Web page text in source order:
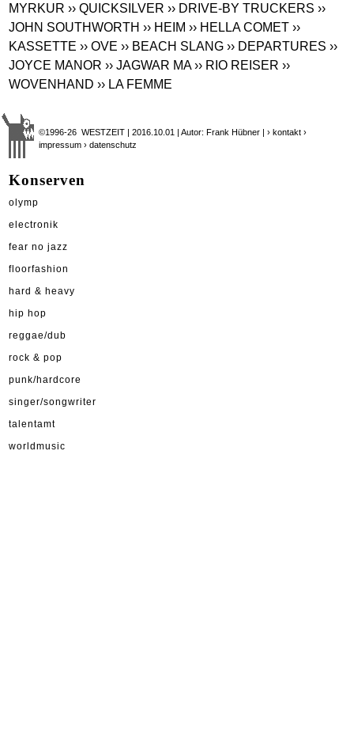
MYRKUR ›› QUICKSILVER ›› DRIVE-BY TRUCKERS ››
JOHN SOUTHWORTH ›› HEIM ›› HELLA COMET ››
KASSETTE ›› OVE ›› BEACH SLANG ›› DEPARTURES ››
JOYCE MANOR ›› JAGWAR MA ›› RIO REISER ››
WOVENHAND ›› LA FEMME
©1996-26 WESTZEIT | 2016.10.01 | Autor: Frank Hübner |› kontakt ›
impressum › datenschutz
Konserven
olymp
electronik
fear no jazz
floorfashion
hard & heavy
hip hop
reggae/dub
rock & pop
punk/hardcore
singer/songwriter
talentamt
worldmusic